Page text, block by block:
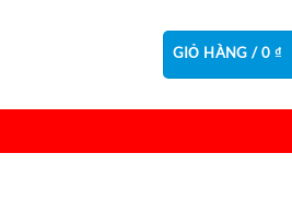
GIỎ HÀNG /0 ₫